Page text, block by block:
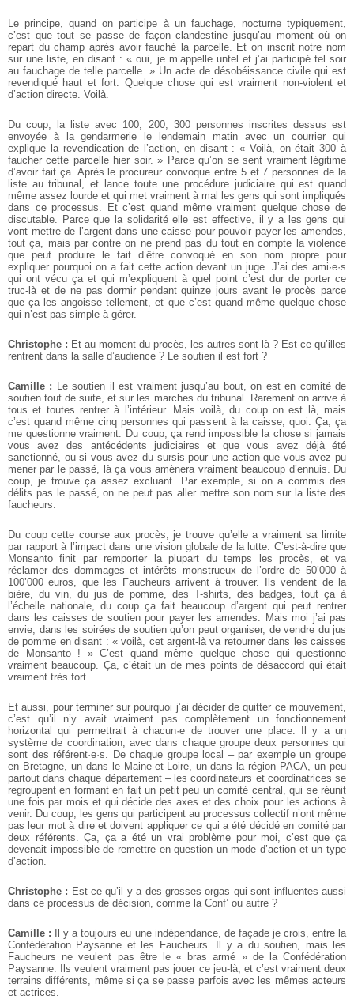
Le principe, quand on participe à un fauchage, nocturne typiquement,
c’est que tout se passe de façon clandestine jusqu’au moment où on
repart du champ après avoir fauché la parcelle. Et on inscrit notre nom
sur une liste, en disant : « oui, je m’appelle untel et j’ai participé tel soir
au fauchage de telle parcelle. » Un acte de désobéissance civile qui est
revendiqué haut et fort. Quelque chose qui est vraiment non-violent et
d’action directe. Voilà.
Du coup, la liste avec 100, 200, 300 personnes inscrites dessus est
envoyée à la gendarmerie le lendemain matin avec un courrier qui
explique la revendication de l’action, en disant : « Voilà, on était 300 à
faucher cette parcelle hier soir. » Parce qu’on se sent vraiment légitime
d’avoir fait ça. Après le procureur convoque entre 5 et 7 personnes de la
liste au tribunal, et lance toute une procédure judiciaire qui est quand
même assez lourde et qui met vraiment à mal les gens qui sont impliqués
dans ce processus. Et c’est quand même vraiment quelque chose de
discutable. Parce que la solidarité elle est effective, il y a les gens qui
vont mettre de l’argent dans une caisse pour pouvoir payer les amendes,
tout ça, mais par contre on ne prend pas du tout en compte la violence
que peut produire le fait d’être convoqué en son nom propre pour
expliquer pourquoi on a fait cette action devant un juge. J’ai des ami·e·s
qui ont vécu ça et qui m’expliquent à quel point c’est dur de porter ce
truc-là et de ne pas dormir pendant quinze jours avant le procès parce
que ça les angoisse tellement, et que c’est quand même quelque chose
qui n’est pas simple à gérer.
Christophe : Et au moment du procès, les autres sont là ? Est-ce qu’illes
rentrent dans la salle d’audience ? Le soutien il est fort ?
Camille : Le soutien il est vraiment jusqu’au bout, on est en comité de
soutien tout de suite, et sur les marches du tribunal. Rarement on arrive à
tous et toutes rentrer à l’intérieur. Mais voilà, du coup on est là, mais
c’est quand même cinq personnes qui passent à la caisse, quoi. Ça, ça
me questionne vraiment. Du coup, ça rend impossible la chose si jamais
vous avez des antécédents judiciaires et que vous avez déjà été
sanctionné, ou si vous avez du sursis pour une action que vous avez pu
mener par le passé, là ça vous amènera vraiment beaucoup d’ennuis. Du
coup, je trouve ça assez excluant. Par exemple, si on a commis des
délits pas le passé, on ne peut pas aller mettre son nom sur la liste des
faucheurs.
Du coup cette course aux procès, je trouve qu’elle a vraiment sa limite
par rapport à l’impact dans une vision globale de la lutte. C’est-à-dire que
Monsanto finit par remporter la plupart du temps les procès, et va
réclamer des dommages et intérêts monstrueux de l’ordre de 50’000 à
100’000 euros, que les Faucheurs arrivent à trouver. Ils vendent de la
bière, du vin, du jus de pomme, des T-shirts, des badges, tout ça à
l’échelle nationale, du coup ça fait beaucoup d’argent qui peut rentrer
dans les caisses de soutien pour payer les amendes. Mais moi j’ai pas
envie, dans les soirées de soutien qu’on peut organiser, de vendre du jus
de pomme en disant : « voilà, cet argent-là va retourner dans les caisses
de Monsanto ! » C’est quand même quelque chose qui questionne
vraiment beaucoup. Ça, c’était un de mes points de désaccord qui était
vraiment très fort.
Et aussi, pour terminer sur pourquoi j’ai décider de quitter ce mouvement,
c’est qu’il n’y avait vraiment pas complètement un fonctionnement
horizontal qui permettrait à chacun·e de trouver une place. Il y a un
système de coordination, avec dans chaque groupe deux personnes qui
sont des référent·e·s. De chaque groupe local – par exemple un groupe
en Bretagne, un dans le Maine-et-Loire, un dans la région PACA, un peu
partout dans chaque département – les coordinateurs et coordinatrices se
regroupent en formant en fait un petit peu un comité central, qui se réunit
une fois par mois et qui décide des axes et des choix pour les actions à
venir. Du coup, les gens qui participent au processus collectif n’ont même
pas leur mot à dire et doivent appliquer ce qui a été décidé en comité par
deux référents. Ça, ça a été un vrai problème pour moi, c’est que ça
devenait impossible de remettre en question un mode d’action et un type
d’action.
Christophe : Est-ce qu’il y a des grosses orgas qui sont influentes aussi
dans ce processus de décision, comme la Conf’ ou autre ?
Camille : Il y a toujours eu une indépendance, de façade je crois, entre la
Confédération Paysanne et les Faucheurs. Il y a du soutien, mais les
Faucheurs ne veulent pas être le « bras armé » de la Confédération
Paysanne. Ils veulent vraiment pas jouer ce jeu-là, et c’est vraiment deux
terrains différents, même si ça se passe parfois avec les mêmes acteurs
et actrices.